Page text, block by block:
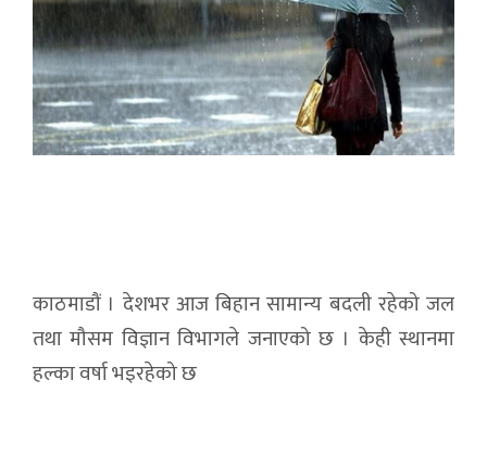
काठमाडौं । देशभर आज बिहान सामान्य बदली रहेको जल
तथा मौसम विज्ञान विभागले जनाएको छ । केही स्थानमा
हल्का वर्षा भइरहेको छ